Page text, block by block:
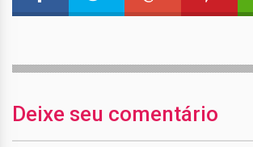
Deixe seu comentário